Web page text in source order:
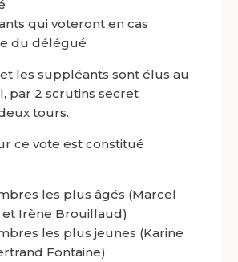
qui voteront en cas
du délégué
les suppléants sont élus au
par 2 scrutins secret
tours.
ce vote est constitué
les plus âgés (Marcel
et Irène Brouillaud)
les plus jeunes (Karine
Fontaine)